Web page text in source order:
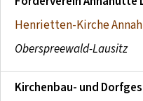
Henrietten-Kirche
Oberspreewald-Lausitz
Kirchenbau- und